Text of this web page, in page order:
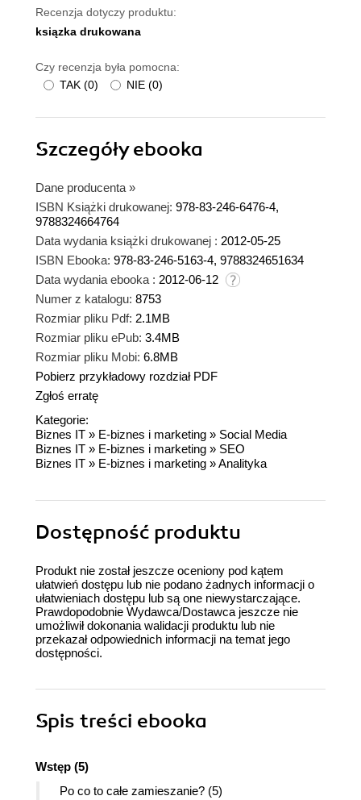
Recenzja dotyczy produktu:
ksiązka drukowana
Czy recenzja była pomocna:
TAK (0) NIE (0)
Szczegółyebooka
Dane producenta »
ISBN Książki drukowanej: 978-83-246-6476-4,
9788324664764
Data wydania książki drukowanej : 2012-05-25
ISBN Ebooka: 978-83-246-5163-4, 9788324651634
Data wydania ebooka : 2012-06-12
Numer z katalogu: 8753
Rozmiar pliku Pdf: 2.1MB
Rozmiar pliku ePub: 3.4MB
Rozmiar pliku Mobi: 6.8MB
Pobierz przykładowy rozdział PDF
Zgłoś erratę
Kategorie:
Biznes IT » E-biznes i marketing » Social Media
Biznes IT » E-biznes i marketing » SEO
Biznes IT » E-biznes i marketing »Analityka
Dostępność produktu
Produkt nie został jeszcze oceniony pod kątem
ułatwień dostępu lub nie podano żadnych informacji o
ułatwieniach dostępu lub są one niewystarczające.
Prawdopodobnie Wydawca/Dostawca jeszcze nie
umożliwił dokonania walidacji produktu lub nie
przekazał odpowiednich informacji na temat jego
dostępności.
Spis treści ebooka
Wstęp (5)
Po co to całe zamieszanie? (5)